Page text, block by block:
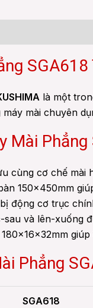
SGA618
là một
mài chuyên
Phẳng
cùng cơ chế mài
150×450mm
động cơ trục
sau và lên-xuống
Phẳng
SGA618